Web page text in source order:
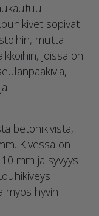
sopivat
mutta
joissa on
betonikivistä,
Kivessä on
mm ja syvyys
myös hyvin